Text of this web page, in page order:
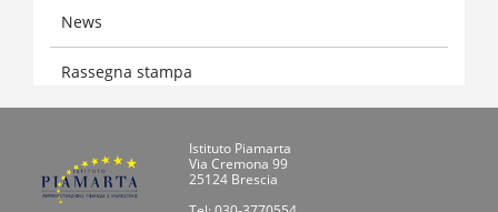
News
Rassegna stampa
Istituto Piamarta
Via Cremona 99
25124 Brescia